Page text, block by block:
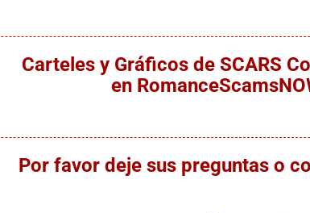
Carteles y Gráficos de SCARS
en
Por favor deje sus preguntas o